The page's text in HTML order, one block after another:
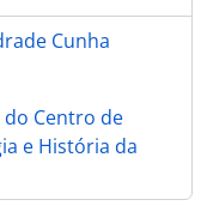
Cunha
Centro de
e História da